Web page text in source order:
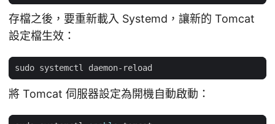
存檔之後，要重新載入 Systemd，讓新的 Tomcat
設定檔生效：
將 Tomcat 伺服器設定為開機自動啟動：